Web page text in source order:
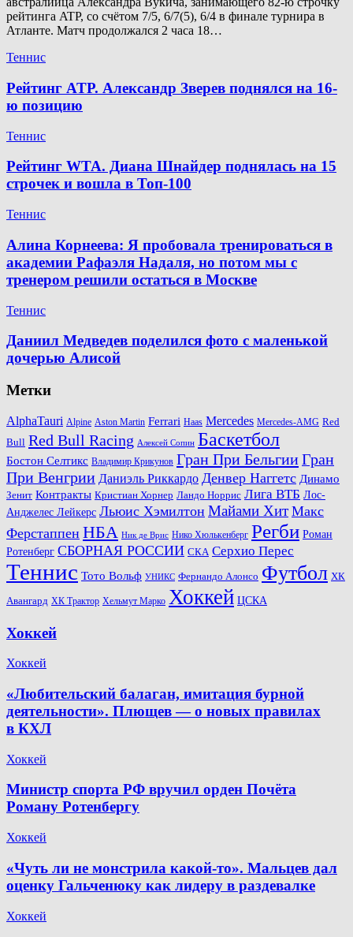
рейтинга ATP, со счётом 7/5, 6/7(5), 6/4 в финале турнира в
Атланте. Матч продолжался 2 часа 18…
Теннис
Рейтинг ATP. Александр Зверев поднялся на 16-
ю позицию
Теннис
Рейтинг WTA. Диана Шнайдер поднялась на 15
строчек и вошла в Топ-100
Теннис
Алина Корнеева: Я пробовала тренироваться в
академии Рафаэля Надаля, но потом мы с
тренером решили остаться в Москве
Теннис
Даниил Медведев поделился фото с маленькой
дочерью Алисой
Метки
AlphaTauri Alpine Aston Martin Ferrari Haas Mercedes Mercedes-AMG Red
Bull Red Bull Racing Алексей Сопин Баскетбол
Бостон Селтикс Владимир Крикунов Гран При БельгииГран
При Венгрии Даниэль Риккардо Денвер Наггетс Динамо
Зенит Контракты Кристиан Хорнер Ландо Норрис Лига ВТБ Лос-
Анджелес Лейкерс Льюис Хэмилтон Майами Хит Макс
Ферстаппен НБА Ник де Врис Нико Хюлькенберг Регби Роман
Ротенберг СБОРНАЯ РОССИИ СКА Серхио Перес
Теннис Тото Вольф УНИКС Фернандо Алонсо Футбол ХК
Авангард ХК Трактор Хельмут Марко Хоккей ЦСКА
Хоккей
Хоккей
«Любительский балаган, имитация бурной
деятельности». Плющев — о новых правилах
в КХЛ
Хоккей
Министр спорта РФ вручил орден Почёта
Роману Ротенбергу
Хоккей
«Чуть ли не монстрила какой-то». Мальцев дал
оценку Гальченюку как лидеру в раздевалке
Хоккей